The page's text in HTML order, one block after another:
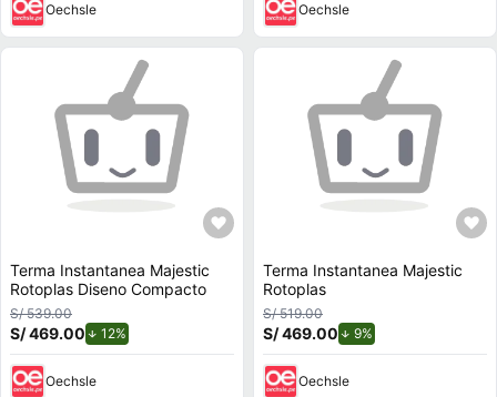
Oechsle Oechsle
Terma Instantanea Majestic
Rotoplas Diseno Compacto
S/ 539.00
S/ 469.00 12%
Oechsle
Terma Instantanea Majestic
Rotoplas
S/ 519.00
S/ 469.00 9%
Oechsle